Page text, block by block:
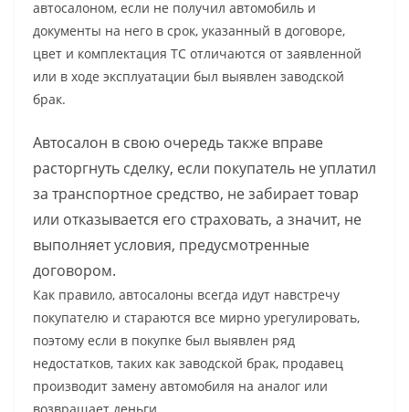
автосалоном, если не получил автомобиль и
документы на него в срок, указанный в договоре,
цвет и комплектация ТС отличаются от заявленной
или в ходе эксплуатации был выявлен заводской
брак.
Автосалон в свою очередь также вправе
расторгнуть сделку, если покупатель не уплатил
за транспортное средство, не забирает товар
или отказывается его страховать, а значит, не
выполняет условия, предусмотренные
договором.
Как правило, автосалоны всегда идут навстречу
покупателю и стараются все мирно урегулировать,
поэтому если в покупке был выявлен ряд
недостатков, таких как заводской брак, продавец
производит замену автомобиля на аналог или